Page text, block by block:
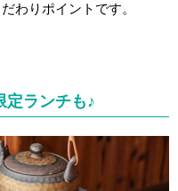
わりポイントです。
定ランチも♪